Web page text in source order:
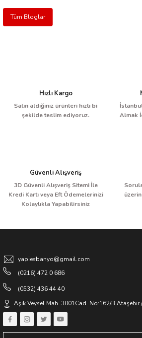
Tüm Bloglar
Hızlı Kargo
Satın aldığınız ürünleri hızlı bi
şekilde teslim ediyoruz.
Almak
Güvenli Alışveriş
3D Güvenli Alışveriş Sitemi İle
Kredi Kartı veya Eft Ödemelerinizi
Kolaylıkla Yapabilirsiniz
yapiesbanyo@gmail.com
(0216) 472 0 686
(0532) 436 44 40
Aşık Veysel Mah. 3001Cad. No:162/B